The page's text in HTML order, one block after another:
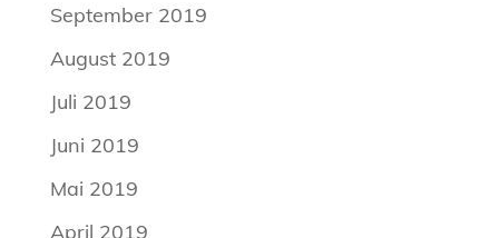
September 2019
August 2019
Juli 2019
Juni 2019
Mai 2019
April 2019